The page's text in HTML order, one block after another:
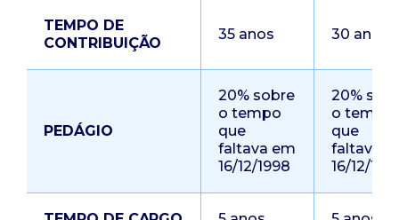
TEMPO DE
CONTRIBUIÇÃO
35 anos 30 anos
PEDÁGIO
20% sobre
o tempo
que
faltava em
16/12/1998
20%
o tempo
que
faltava
16/12/